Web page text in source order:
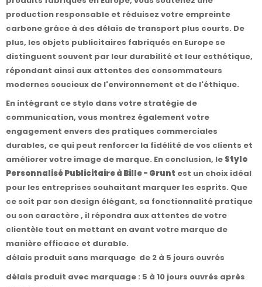
production responsable et réduisez votre empreinte
carbone grâce à des délais de transport plus courts. De
plus, les objets publicitaires fabriqués en Europe se
distinguent souvent par leur durabilité et leur esthétique,
répondant ainsi aux attentes des consommateurs
modernes soucieux de l'environnement et de l'éthique.
En intégrant ce stylo dans votre stratégie de
communication, vous montrez également votre
engagement envers des pratiques commerciales
durables, ce qui peut renforcer la fidélité de vos clients et
améliorer votre image de marque. En conclusion, le Stylo
Personnalisé Publicitaire à Bille - Grunt est un choix idéal
pour les entreprises souhaitant marquer les esprits. Que
ce soit par son design élégant, sa fonctionnalité pratique
ou son caractère , il répondra aux attentes de votre
clientèle tout en mettant en avant votre marque de
manière efficace et durable.
délais produit sans marquage de 2 à 5 jours ouvrés
délais produit avec marquage : 5 à 10 jours ouvrés après